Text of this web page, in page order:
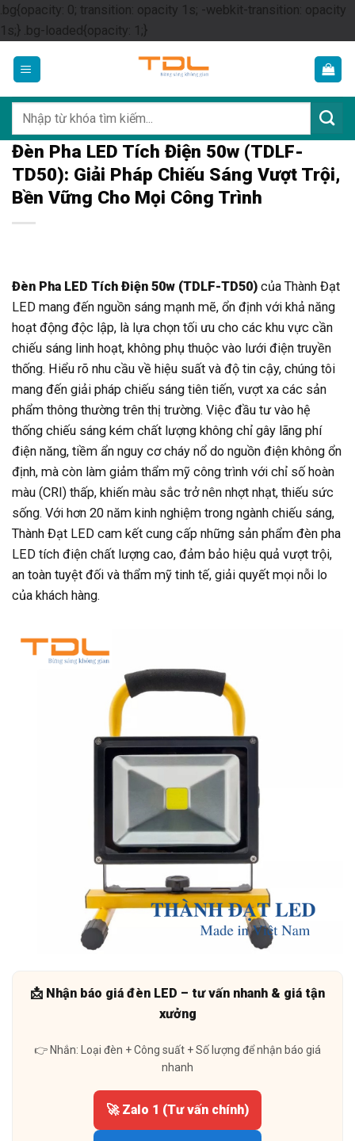
.bg{opacity: 0; transition: opacity 1s; -webkit-transition: opacity
1s;} .bg-loaded{opacity: 1;}Skip
content
kiếm:
Đèn Pha LED Tích Điện 50w (TDLF-
TD50): Giải Pháp Chiếu Sáng Vượt Trội,
Bền Vững Cho Mọi Công Trình
Đèn Pha LED Tích Điện 50w (TDLF-TD50) của Thành Đạt
LED mang đến nguồn sáng mạnh mẽ, ổn định với khả năng
hoạt động độc lập, là lựa chọn tối ưu cho các khu vực cần
chiếu sáng linh hoạt, không phụ thuộc vào lưới điện truyền
thống. Hiểu rõ nhu cầu về hiệu suất và độ tin cậy, chúng tôi
mang đến giải pháp chiếu sáng tiên tiến, vượt xa các sản
phẩm thông thường trên thị trường. Việc đầu tư vào hệ
thống chiếu sáng kém chất lượng không chỉ gây lãng phí
điện năng, tiềm ẩn nguy cơ cháy nổ do nguồn điện không ổn
định, mà còn làm giảm thẩm mỹ công trình với chỉ số hoàn
màu (CRI) thấp, khiến màu sắc trở nên nhợt nhạt, thiếu sức
sống. Với hơn 20 năm kinh nghiệm trong ngành chiếu sáng,
Thành Đạt LED cam kết cung cấp những sản phẩm đèn pha
LED tích điện chất lượng cao, đảm bảo hiệu quả vượt trội,
an toàn tuyệt đối và thẩm mỹ tinh tế, giải quyết mọi nỗi lo
của khách hàng.
📩 Nhận báo giá đèn LED – tư vấn nhanh & giá tận
xưởng
👉 Nhắn: Loại đèn + Công suất + Số lượng để nhận báo giá
nhanh
🚀 Zalo 1 (Tư vấn chính)